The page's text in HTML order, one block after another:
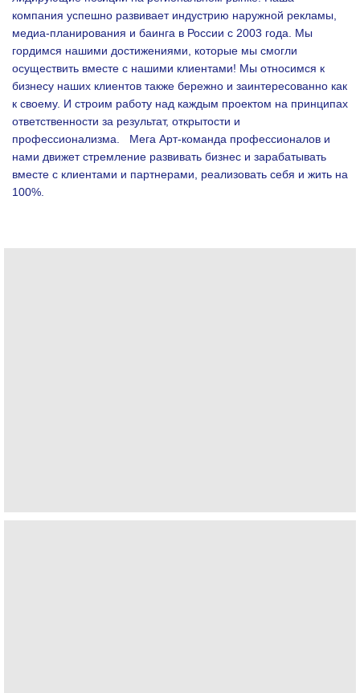
компания успешно развивает индустрию наружной рекламы,
медиа-планирования и баинга в России с 2003 года. Мы
гордимся нашими достижениями, которые мы смогли
осуществить вместе с нашими клиентами! Мы относимся к
бизнесу наших клиентов также бережно и заинтересованно как
к своему. И строим работу над каждым проектом на принципах
ответственности за результат, открытости и
профессионализма. Мега Арт-команда профессионалов и
нами движет стремление развивать бизнес и зарабатывать
вместе с клиентами и партнерами, реализовать себя и жить на
100%.